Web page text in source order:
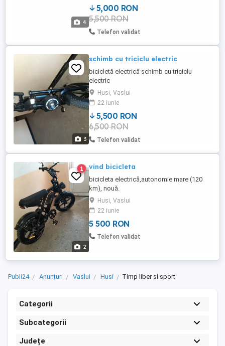
4
fiindca clapa a fost achizitionata de mine
si eu nu cant la nunti, NU NEGOCIEZ
5,000 RON
5,500 RON
Telefon validat
3
schimb cu triciclu electric
bicicletă electrică schimb cu triciclu
electric
Husi, Vaslui
22 iunie
5,500 RON
6,500 RON
Telefon validat
2
1 vind bicicleta
bicicleta electrică,autonomie mare (120
km), nouă.
Husi, Vaslui
22 iunie
5 500 RON
Telefon validat
Publi24 Anunțuri Vaslui Husi Timp liber si sport
Categorii
Subcategorii
Județe